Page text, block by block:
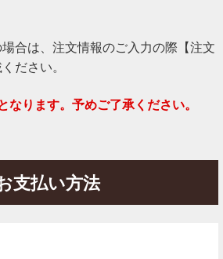
合は、注文情報のご入力の際【注文
ださい。
なります。予めご了承ください。
支払い方法